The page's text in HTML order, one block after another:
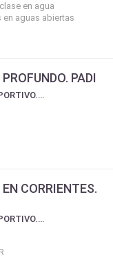
en agua
en aguas abiertas
PADI
EASA ESCUELA DE BUCEO DEPORTIVO. CERTIFICACIÓN PADI
CORRIENTES.
EASA ESCUELA DE BUCEO DEPORTIVO. CERTIFICACIÓN PADI